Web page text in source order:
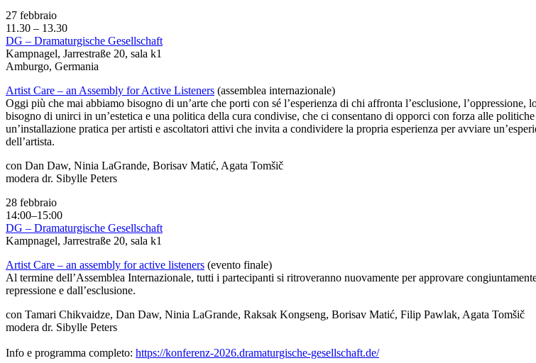
27 febbraio
11.30 – 13.30
DG – Dramaturgische Gesellschaft
Kampnagel, Jarrestraße 20, sala k1
Amburgo, Germania
Artist Care – an Assembly for Active Listeners (assemblea internazionale)
Oggi più che mai abbiamo bisogno di un’arte che porti con sé l’esperienza di chi affronta l’esclusione,
bisogno di unirci in un’estetica e una politica della cura condivise, che ci consentano di opporci con forza alle
un’installazione pratica per artisti e ascoltatori attivi che invita a condividere la propria esperienza per avviare
dell’artista.
con Dan Daw, Ninia LaGrande, Borisav Matić, Agata Tomšič
modera dr. Sibylle Peters
28 febbraio
14:00–15:00
DG – Dramaturgische Gesellschaft
Kampnagel, Jarrestraße 20, sala k1
Artist Care – an assembly for active listeners (evento finale)
Al termine dell’Assemblea Internazionale, tutti i partecipanti si ritroveranno nuovamente per approvare
repressione e dall’esclusione.
con Tamari Chikvaidze, Dan Daw, Ninia LaGrande, Raksak Kongseng, Borisav Matić, Filip Pawlak, Agata Tomšič
modera dr. Sibylle Peters
Info e programma completo: https://konferenz-2026.dramaturgische-gesellschaft.de/